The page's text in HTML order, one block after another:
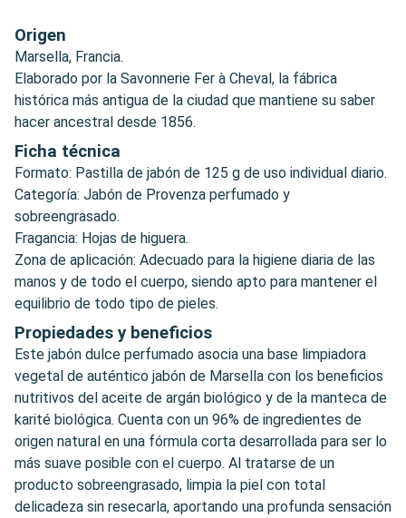
Origen
Marsella, Francia.
Elaborado por la Savonnerie Fer à Cheval, la fábrica
histórica más antigua de la ciudad que mantiene su saber
hacer ancestral desde 1856.
Ficha técnica
Formato: Pastilla de jabón de 125 g de uso individual diario.
Categoría: Jabón de Provenza perfumado y
sobreengrasado.
Fragancia: Hojas de higuera.
Zona de aplicación: Adecuado para la higiene diaria de las
manos y de todo el cuerpo, siendo apto para mantener el
equilibrio de todo tipo de pieles.
Propiedades y beneficios
Este jabón dulce perfumado asocia una base limpiadora
vegetal de auténtico jabón de Marsella con los beneficios
nutritivos del aceite de argán biológico y de la manteca de
karité biológica. Cuenta con un 96% de ingredientes de
origen natural en una fórmula corta desarrollada para ser lo
más suave posible con el cuerpo. Al tratarse de un
producto sobreengrasado, limpia la piel con total
delicadeza sin resecarla, aportando una profunda sensación